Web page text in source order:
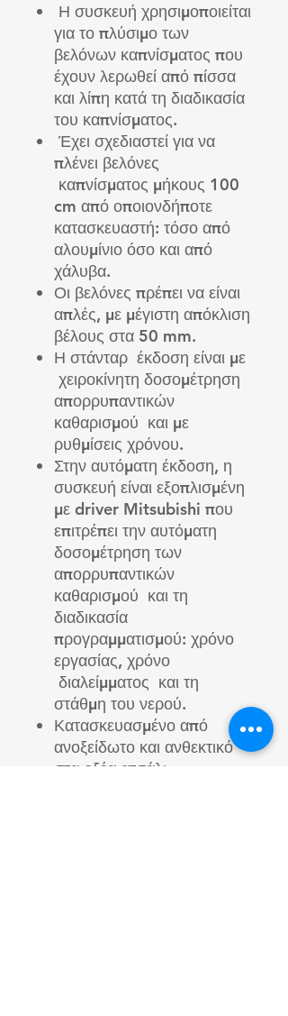
Η συσκευή χρησιμοποιείται
για το πλύσιμο των
βελόνων καπνίσματος που
έχουν λερωθεί από πίσσα
και λίπη κατά τη διαδικασία
του καπνίσματος.
Έχει σχεδιαστεί για να
πλένει βελόνες
καπνίσματος μήκους 100
cm από οποιονδήποτε
κατασκευαστή: τόσο από
αλουμίνιο όσο και από
χάλυβα.
Οι βελόνες πρέπει να είναι
απλές, με μέγιστη απόκλιση
βέλους στα 50 mm.
Η στάνταρ έκδοση είναι με
χειροκίνητη δοσομέτρηση
απορρυπαντικών
καθαρισμού και με
ρυθμίσεις χρόνου.
Στην αυτόματη έκδοση, η
συσκευή είναι εξοπλισμένη
με driver Mitsubishi που
επιτρέπει την αυτόματη
δοσομέτρηση των
απορρυπαντικών
καθαρισμού και τη
διαδικασία
προγραμματισμού: χρόνο
εργασίας, χρόνο
διαλείμματος και τη
στάθμη του νερού.
Κατασκευασμένο από
ανοξείδωτο και ανθεκτικό
στα οξέα ατσάλι.